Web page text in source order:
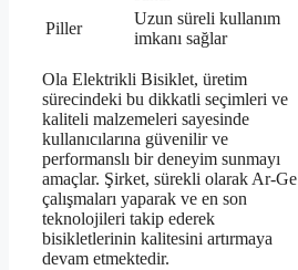
Piller
Uzun süreli kullanım
imkanı sağlar
Ola Elektrikli Bisiklet, üretim
sürecindeki bu dikkatli seçimleri ve
kaliteli malzemeleri sayesinde
kullanıcılarına güvenilir ve
performanslı bir deneyim sunmayı
amaçlar. Şirket, sürekli olarak Ar-Ge
çalışmaları yaparak ve en son
teknolojileri takip ederek
bisikletlerinin kalitesini artırmaya
devam etmektedir.